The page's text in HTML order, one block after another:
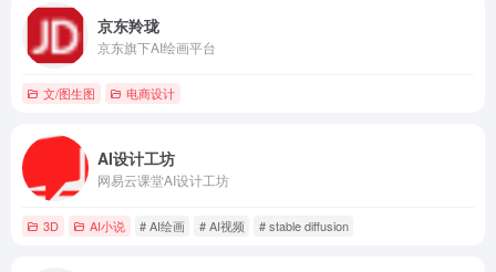
京东羚珑
京东旗下AI绘画平台
文/图生图 电商设计
AI设计工坊
网易云课堂AI设计工坊
3D AI小说 # AI绘画 # AI视频 # stable diffusion